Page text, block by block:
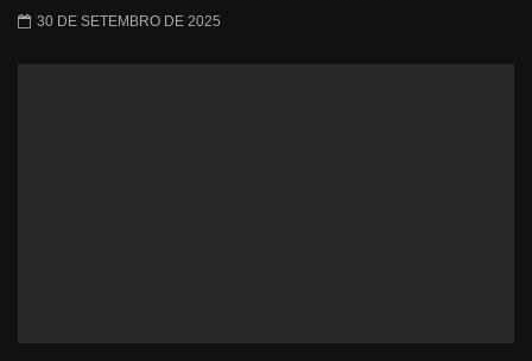
30 DE SETEMBRO DE 2025